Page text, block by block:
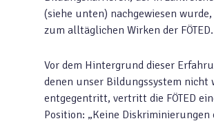
(siehe unten) nachgewiesen
zum alltäglichen Wirken der FÖTED.
Vor dem Hintergrund dieser
denen unser Bildungssystem nicht
entgegentritt, vertritt die FÖTED
Position: „Keine Diskriminierungen